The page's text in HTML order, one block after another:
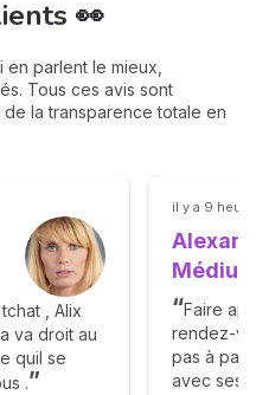
👀
parlent le mieux,
Tous ces avis sont
la transparence totale en
, Alix
va droit au
quil se
.
il y a 9
Faire
rendez-
pas à pas
avec ses